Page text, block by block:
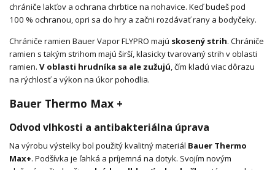
chrániče lakťov a ochrana chrbtice na nohavice. Keď budeš pod
100 % ochranou, opri sa do hry a začni rozdávať rany a bodyčeky.
Chrániče ramien Bauer Vapor FLYPRO majú skosený strih. Chrániče
ramien s takým strihom majú širší, klasicky tvarovaný strih v oblasti
ramien. V oblasti hrudníka sa ale zužujú, čím kladú viac dôrazu
na rýchlosť a výkon na úkor pohodlia.
Bauer Thermo Max +
Odvod vlhkosti a antibakteriálna úprava
Na výrobu výstelky bol použitý kvalitný materiál Bauer Thermo
Max+. Podšívka je ľahká a príjemná na dotyk. Svojím novým